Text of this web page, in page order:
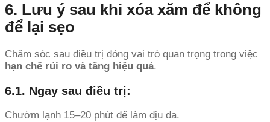
6. Lưu ý sau khi xóa xăm để không
để lại sẹo
Chăm sóc sau điều trị đóng vai trò quan trọng trong việc
hạn chế rủi ro và tăng hiệu quả.
6.1. Ngay sau điều trị:
Chườm lạnh 15–20 phút để làm dịu da.